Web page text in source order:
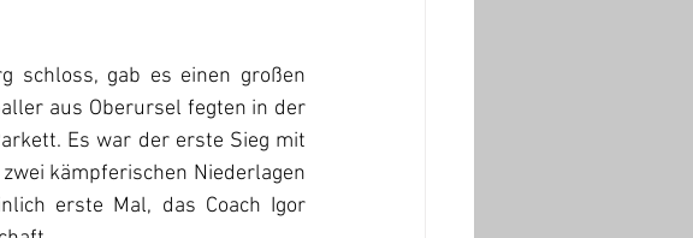
schloss, gab es einen großen
aus Oberursel fegten in der
Es war der erste Sieg mit
kämpferischen Niederlagen
erste Mal, das Coach Igor